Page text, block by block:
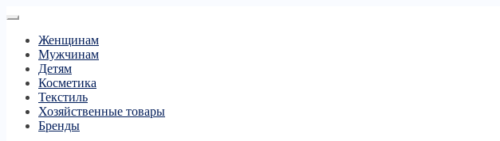
Женщинам
Мужчинам
Детям
Косметика
Текстиль
Хозяйственные товары
Бренды